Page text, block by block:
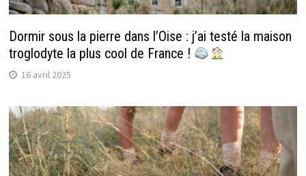
Dormir sous la pierre dans l’Oise : j’ai testé la maison
troglodyte la plus cool de France !
16 avril 2025